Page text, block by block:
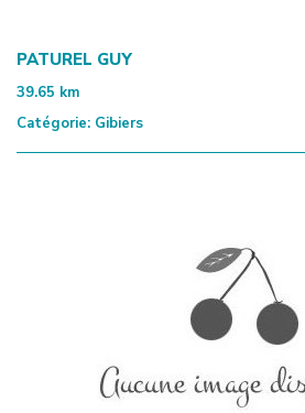
PATUREL GUY
39.65 km
Catégorie: Gibiers